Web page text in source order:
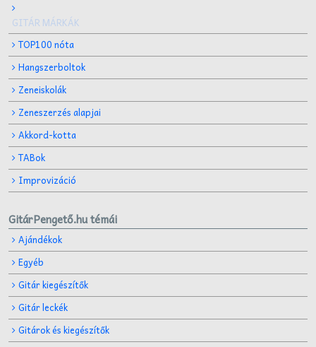
GITÁR MÁRKÁK
TOP100 nóta
Hangszerboltok
Zeneiskolák
Zeneszerzés alapjai
Akkord-kotta
TABok
Improvizáció
GitárPengető.hu témái
Ajándékok
Egyéb
Gitár kiegészítők
Gitár leckék
Gitárok és kiegészítők